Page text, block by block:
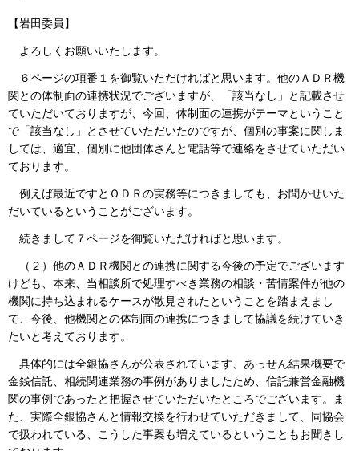
【岩田委員】
よろしくお願いいたします。
６ページの項番１を御覧いただければと思います。他のＡＤＲ機
関との体制面の連携状況でございますが、「該当なし」と記載させ
ていただいておりますが、今回、体制面の連携がテーマということ
で「該当なし」とさせていただいたのですが、個別の事案に関しま
しては、適宜、個別に他団体さんと電話等で連絡をさせていただい
ております。
例えば最近ですとＯＤＲの実務等につきましても、お聞かせいた
だいているということがございます。
続きまして７ページを御覧いただければと思います。
（２）他のＡＤＲ機関との連携に関する今後の予定でございます
けども、本来、当相談所で処理すべき業務の相談・苦情案件が他の
機関に持ち込まれるケースが散見されたということを踏まえまし
て、今後、他機関との体制面の連携につきまして協議を続けていき
たいと考えております。
具体的には全銀協さんが公表されています、あっせん結果概要で
金銭信託、相続関連業務の事例がありましたため、信託兼営金融機
関の事例であったと把握させていただいたところでございます。ま
た、実際全銀協さんと情報交換を行わせていただきまして、同協会
で扱われている、こうした事案も増えているということもお聞きし